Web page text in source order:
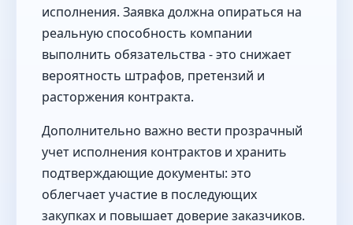
исполнения. Заявка должна опираться на
реальную способность компании
выполнить обязательства - это снижает
вероятность штрафов, претензий и
расторжения контракта.
Дополнительно важно вести прозрачный
учет исполнения контрактов и хранить
подтверждающие документы: это
облегчает участие в последующих
закупках и повышает доверие заказчиков.